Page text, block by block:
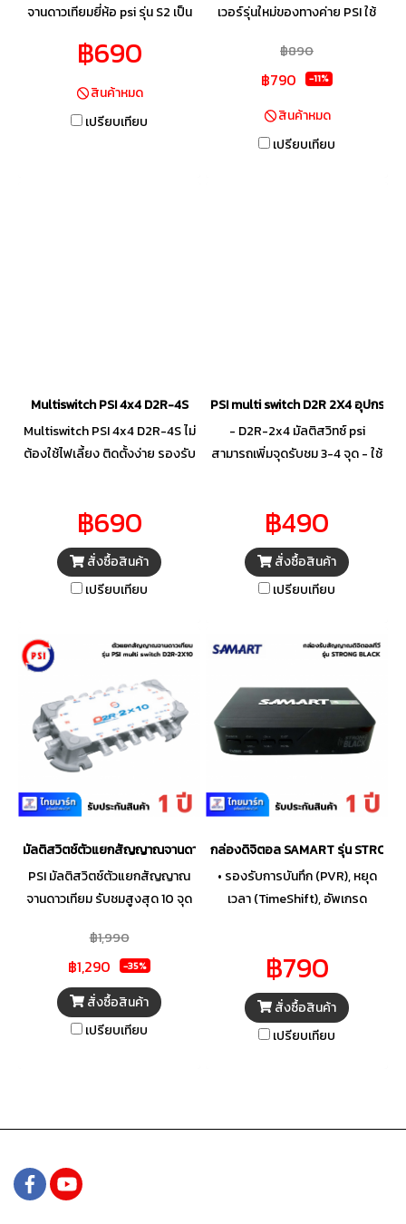
จานดาวเทียมยี่ห้อ psi รุ่น S2 เป็น
ค่าสำหรับใช้งาน สามารถดูช่อง
ด้วยคุณสมบัติที่ให้ความคมชัดสูง
ระดับ high definition
฿690
สินค้าหมด
เปรียบเทียบ
เวอร์รุ่นใหม่ของทางค่าย PSI ใช้
และ KU-Band (จานตระแกรง
และจานทึบ) มีช่องรายการที่มี
ๆ แบบไม่มีรายเดือน อนาคตจะมี
ช่องรายการชั้นนำอื่น ๆ มาออก
฿890
฿790 -11%
สินค้าหมด
เปรียบเทียบ
Multiswitch PSI 4x4 D2R-4S
Multiswitch PSI 4x4 D2R-4S ไม่
ต้องใช้ไฟเลี้ยง ติดตั้งง่าย รองรับ
อิสระได้ถึง 4 จุด- เพิ่มวงจรขยาย
สัญญาณ
฿690
สั่งซื้อสินค้า
เปรียบเทียบ
PSI multi switch D2R 2X4 อุปกรณ์
- D2R-2x4 มัลติสวิทซ์ psi
สามารถเพิ่มจุดรับชม 3-4 จุด - ใช้
เพื่อนำสัญญาณ เข้า และต่อออก
ไปยังเครื่องรับได้ 3 ถึง4จุด
฿490
สั่งซื้อสินค้า
เปรียบเทียบ
มัลติสวิตช์ตัวแยกสัญญาณจานดาวเทียม PSI D2R 2X10
PSI มัลติสวิตช์ตัวแยกสัญญาณ
จานดาวเทียม รับชมสูงสุด 10 จุด
(สำหรับจานตะแกรง) มี
Adaptorจ่ายไฟ
฿1,990
฿1,290 -35%
สั่งซื้อสินค้า
เปรียบเทียบ
กล่องดิจิตอล SAMART รุ่น STRONG
• รองรับการบันทึก (PVR), หยุด
เวลา (TimeShift), อัพเกรด
รองรับการแสดงผลภาพแบบ
ความละเอียดสูง (1080P FULL
HD) • รองรับการเชื่อมต่ออุปกรณ์
รับสัญญาณรีโมทภายนอก
(Automatic Update TV
฿790
สั่งซื้อสินค้า
เปรียบเทียบ